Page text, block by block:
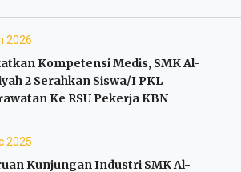
2026
Kompetensi Medis, SMK Al-
2 Serahkan Siswa/I PKL
Ke RSU Pekerja KBN
2025
Kunjungan Industri SMK Al-